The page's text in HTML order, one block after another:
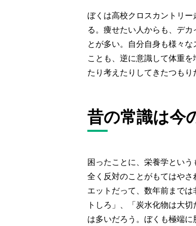
ぼくは高校クロスカントリ
る。痩せたい人からも、デ
とが多い。自分自身も様々
ことも、逆に意識して体重
たり考えたりしてきたつもり
昔の常識は今
困ったことに、栄養学とい
全く反対のことがもてはや
エットだって、数年前まで
トしろ」、「炭水化物は大
は多いだろう。ぼくも極端